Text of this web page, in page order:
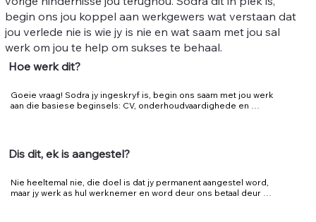
begin ons jou koppel aan werkgewers wat verstaan dat
jou verlede nie is wie jy is nie en wat saam met jou sal
werk om jou te help om sukses te behaal.
Hoe werk dit?
Goeie vraag! Sodra jy ingeskryf is, begin ons saam met jou werk
aan die basiese beginsels: CV, onderhoudvaardighede en
ens.) geplaas.
Dis dit, ek is aangestel?
Nie heeltemal nie, die doel is dat jy permanent aangestel word,
maar jy werk as hul werknemer en word deur ons betaal deur